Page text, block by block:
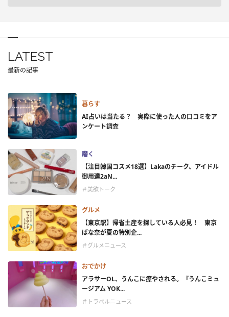
LATEST
最新の記事
暮らす
AI占いは当たる？ 実際に使った人の口コミをア
ンケート調査
磨く
【注目韓国コスメ18選】Lakaのチーク、アイドル
御用達2aN...
＃美欲トーク
グルメ
【東京駅】帰省土産を探している人必見！ 東京
ばな奈が夏の特別企...
＃グルメニュース
おでかけ
アラサーOL、うんこに癒やされる。『うんこミュ
ージアム YOK...
＃トラベルニュース